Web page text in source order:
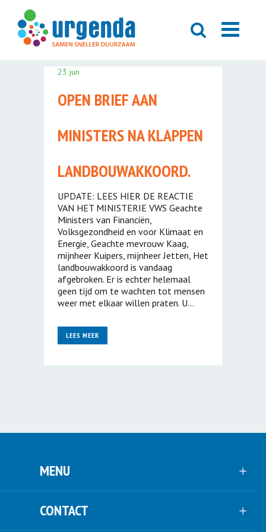
23 jun
OPEN BRIEF AAN
MINISTERS NA KLAPPEN
LANDBOUWAKKOORD.
UPDATE: LEES HIER DE REACTIE
VAN HET MINISTERIE VWS Geachte
Ministers van Financiën,
Volksgezondheid en voor Klimaat en
Energie, Geachte mevrouw Kaag,
mijnheer Kuipers, mijnheer Jetten, Het
landbouwakkoord is vandaag
afgebroken. Er is echter helemaal
geen tijd om te wachten tot mensen
weer met elkaar willen praten. U...
LEES MEER
MENU
CONTACT